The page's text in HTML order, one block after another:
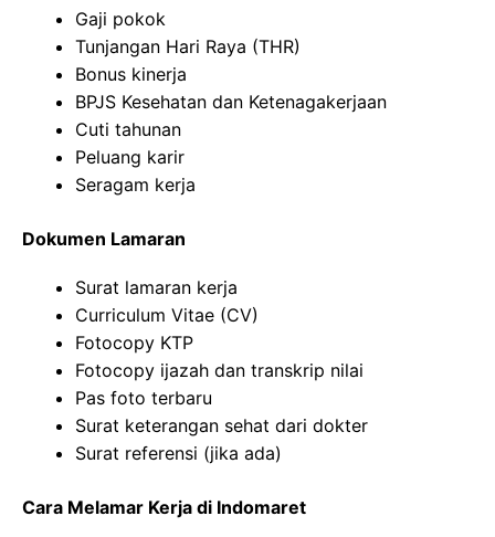
Gaji pokok
Tunjangan Hari Raya (THR)
Bonus kinerja
BPJS Kesehatan dan Ketenagakerjaan
Cuti tahunan
Peluang karir
Seragam kerja
Dokumen Lamaran
Surat lamaran kerja
Curriculum Vitae (CV)
Fotocopy KTP
Fotocopy ijazah dan transkrip nilai
Pas foto terbaru
Surat keterangan sehat dari dokter
Surat referensi (jika ada)
Cara Melamar Kerja di Indomaret